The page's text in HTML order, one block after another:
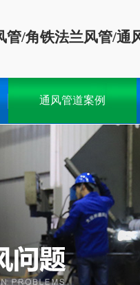
/角铁法兰风管/通
通风管道案例